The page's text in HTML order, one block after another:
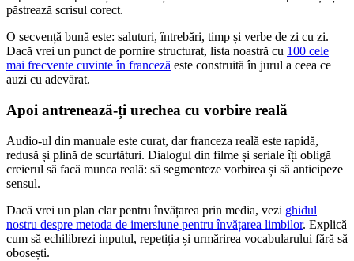
păstrează scrisul corect.
O secvență bună este: saluturi, întrebări, timp și verbe de zi cu zi.
Dacă vrei un punct de pornire structurat, lista noastră cu 100 cele
mai frecvente cuvinte în franceză este construită în jurul a ceea ce
auzi cu adevărat.
Apoi antrenează-ți urechea cu vorbire reală
Audio-ul din manuale este curat, dar franceza reală este rapidă,
redusă și plină de scurtături. Dialogul din filme și seriale îți obligă
creierul să facă munca reală: să segmenteze vorbirea și să anticipeze
sensul.
Dacă vrei un plan clar pentru învățarea prin media, vezi ghidul
nostru despre metoda de imersiune pentru învățarea limbilor. Explică
cum să echilibrezi inputul, repetiția și urmărirea vocabularului fără să
obosești.